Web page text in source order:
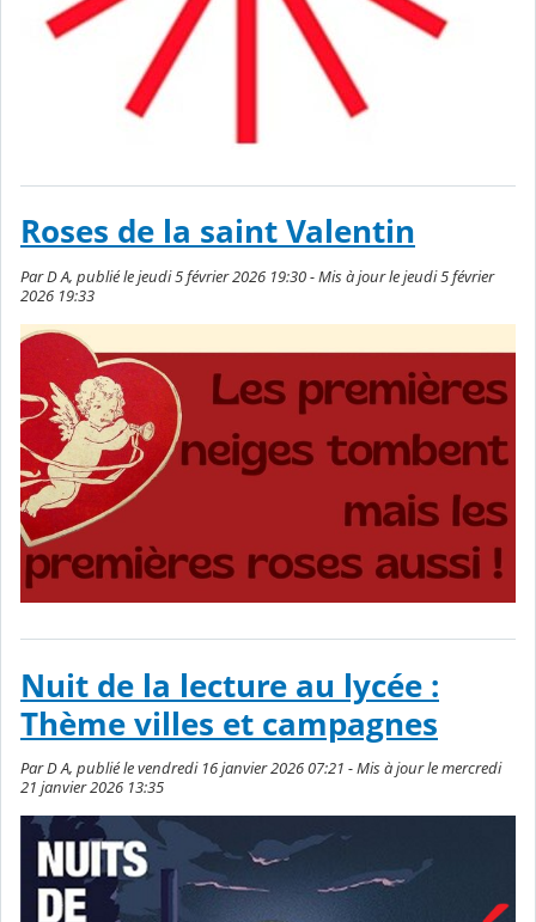
Roses de la saint Valentin
Par D A, publié le jeudi 5 février 2026 19:30 - Mis à jour le jeudi 5 février
2026 19:33
Nuit de la lecture au lycée :
Thème villes et campagnes
Par D A, publié le vendredi 16 janvier 2026 07:21 - Mis à jour le mercredi
21 janvier 2026 13:35